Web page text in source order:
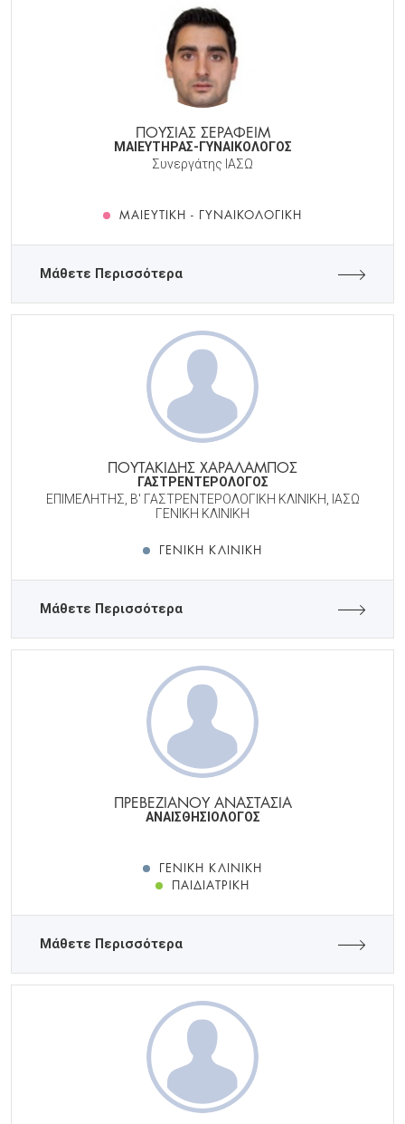
ΠΟΥΣΙΑΣ ΣΕΡΑΦΕΙΜ
ΜΑΙΕΥΤΗΡΑΣ-ΓΥΝΑΙΚΟΛΟΓΟΣ
Συνεργάτης ΙΑΣΩ
ΜΑΙΕΥΤΙΚΉ - ΓΥΝΑΙΚΟΛΟΓΙΚΉ
Μάθετε Περισσότερα
ΠΟΥΤΑΚΙΔΗΣ ΧΑΡΑΛΑΜΠΟΣ
ΓΑΣΤΡΕΝΤΕΡΟΛΟΓΟΣ
ΕΠΙΜΕΛΗΤΗΣ, Β' ΓΑΣΤΡΕΝΤΕΡΟΛΟΓΙΚΗ ΚΛΙΝΙΚΗ, ΙΑΣΩ
ΓΕΝΙΚΗ ΚΛΙΝΙΚΗ
ΓΕΝΙΚΉ ΚΛΙΝΙΚΉ
Μάθετε Περισσότερα
ΠΡΕΒΕΖΙΑΝΟΥ ΑΝΑΣΤΑΣΙΑ
ΑΝΑΙΣΘΗΣΙΟΛΟΓΟΣ
ΓΕΝΙΚΉ ΚΛΙΝΙΚΉ
ΠΑΙΔΙΑΤΡΙΚΉ
Μάθετε Περισσότερα